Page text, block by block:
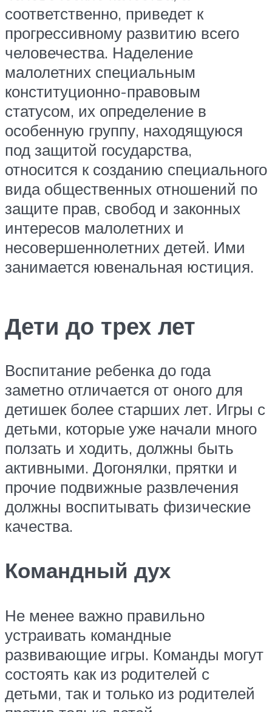
соответственно, приведет к
прогрессивному развитию всего
человечества. Наделение
малолетних специальным
конституционно-правовым
статусом, их определение в
особенную группу, находящуюся
под защитой государства,
относится к созданию специального
вида общественных отношений по
защите прав, свобод и законных
интересов малолетних и
несовершеннолетних детей. Ими
занимается ювенальная юстиция.
Дети до трех лет
Воспитание ребенка до года
заметно отличается от оного для
детишек более старших лет. Игры с
детьми, которые уже начали много
ползать и ходить, должны быть
активными. Догонялки, прятки и
прочие подвижные развлечения
должны воспитывать физические
качества.
Командный дух
Не менее важно правильно
устраивать командные
развивающие игры. Команды могут
состоять как из родителей с
детьми, так и только из родителей